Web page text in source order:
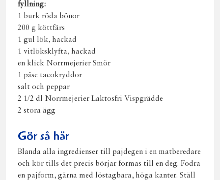
fyllning:
1 burk röda bönor
200 g köttfärs
1 gul lök, hackad
1 vitlöksklyfta, hackad
en klick Norrmejerier Smör
1 påse tacokryddor
salt och peppar
2 1/2 dl Norrmejerier Laktosfri Vispgrädde
2 stora ägg
Gör så här
Blanda alla ingredienser till pajdegen i en matberedare
och kör tills det precis börjar formas till en deg. Fodra
en pajform, gärna med löstagbara, höga kanter. Ställ